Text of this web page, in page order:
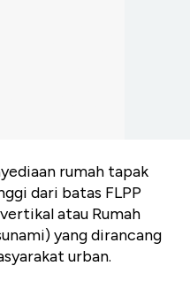
rumah tapak
dari batas FLPP
atau Rumah
yang dirancang
urban.